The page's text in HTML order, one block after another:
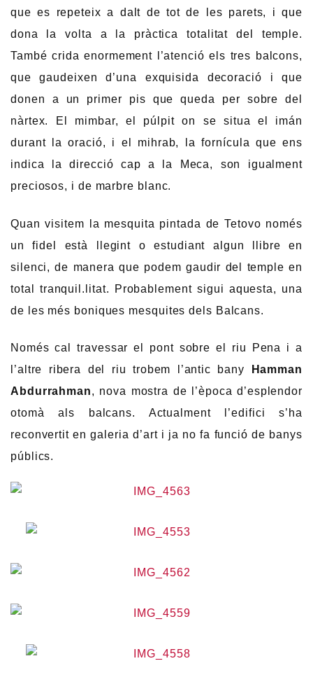
que es repeteix a dalt de tot de les parets, i que
dona la volta a la pràctica totalitat del temple.
També crida enormement l’atenció els tres balcons,
que gaudeixen d’una exquisida decoració i que
donen a un primer pis que queda per sobre del
nàrtex. El mimbar, el púlpit on se situa el imán
durant la oració, i el mihrab, la fornícula que ens
indica la direcció cap a la Meca, son igualment
preciosos, i de marbre blanc.
Quan visitem la mesquita pintada de Tetovo només
un fidel està llegint o estudiant algun llibre en
silenci, de manera que podem gaudir del temple en
total tranquil.litat. Probablement sigui aquesta, una
de les més boniques mesquites dels Balcans.
Només cal travessar el pont sobre el riu Pena i a
l’altre ribera del riu trobem l’antic bany
Hamman
Abdurrahman, nova mostra de l’època d’esplendor
otomà als balcans. Actualment l’edifici s’ha
reconvertit en galeria d’art i ja no fa funció de banys
públics.